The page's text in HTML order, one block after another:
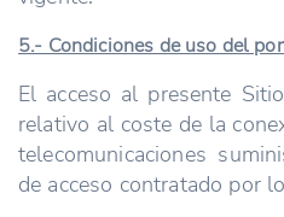
5.- Condiciones de uso del
El acceso al presente
relativo al coste de la
telecomunicaciones
de acceso contratado por